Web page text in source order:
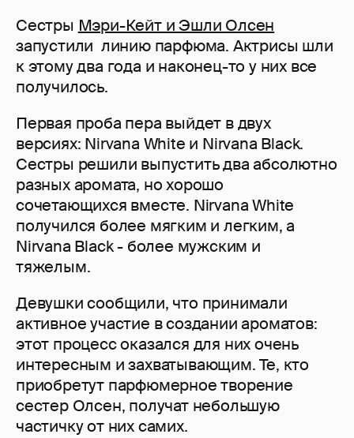
Сестры Мэри-Кейт и Эшли Олсен
запустили линию парфюма. Актрисы шли
к этому два года и наконец-то у них все
получилось.
Первая проба пера выйдет в двух
версиях: Nirvana White и Nirvana Black.
Сестры решили выпустить два абсолютно
разных аромата, но хорошо
сочетающихся вместе. Nirvana White
получился более мягким и легким, а
Nirvana Black - более мужским и
тяжелым.
Девушки сообщили, что принимали
активное участие в создании ароматов:
этот процесс оказался для них очень
интересным и захватывающим. Те, кто
приобретут парфюмерное творение
сестер Олсен, получат небольшую
частичку от них самих.